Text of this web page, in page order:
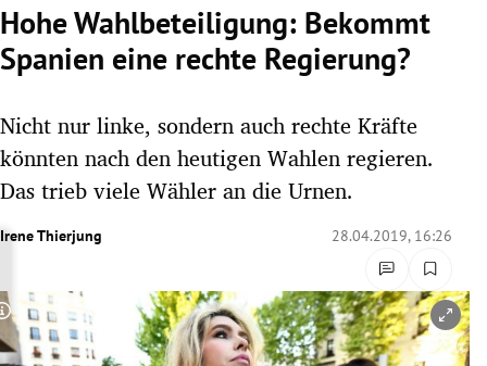
Untermenü
Untermenü
Untermenü
Hohe Wahlbeteiligung: Bekommt
Spanien eine rechte Regierung?
Nicht nur linke, sondern auch rechte Kräfte
könnten nach den heutigen Wahlen regieren.
Das trieb viele Wähler an die Urnen.
Irene Thierjung 28.04.2019, 16:26
Copyright-Hinweis öffnen/schließen